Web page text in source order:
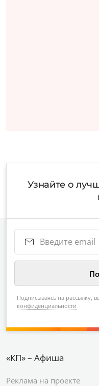
Узнайте о
Подписываясь на рассылку,
конфиденциальности
«КП» – Афиша
Реклама на проекте